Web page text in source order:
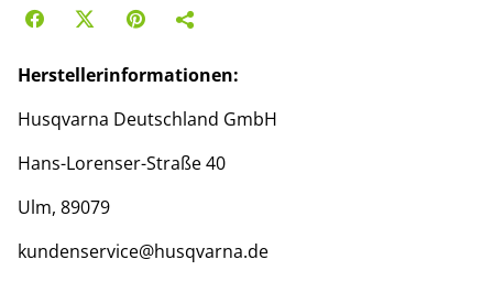
Herstellerinformationen:
Husqvarna Deutschland GmbH
Hans-Lorenser-Straße 40
Ulm, 89079
kundenservice@husqvarna.de